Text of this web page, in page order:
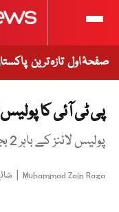
صفحۂ اول تازہ ترین
پی ٹی آئی کا
پولیس لائنز کے باہر 2 بجے احتجاج کیا جائے گا، پی ٹی آئی
Muhammad Zain Raza
|